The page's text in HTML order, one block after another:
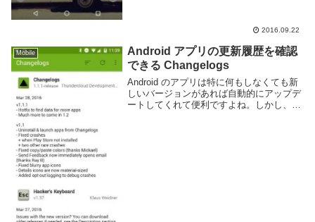
2016.09.22
Mobile
Android アプリの更新履歴を確認
できる Changelogs
Android のアプリは特に何もしなくても新
しいバージョンがあれば自動的にアップデ
ートしてくれて便利ですよね。しかし、バ